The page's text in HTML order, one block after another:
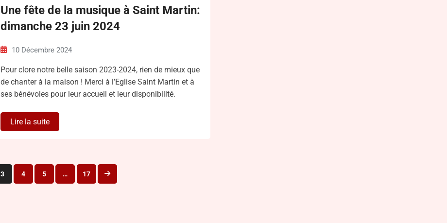
Une fête de la musique à Saint Martin:
dimanche 23 juin 2024
10 Décembre 2024
Pour clore notre belle saison 2023-2024, rien de mieux que
de chanter à la maison ! Merci à l’Eglise Saint Martin et à
ses bénévoles pour leur accueil et leur disponibilité.
Lire la suite
Pagination
3 4 5 … 17